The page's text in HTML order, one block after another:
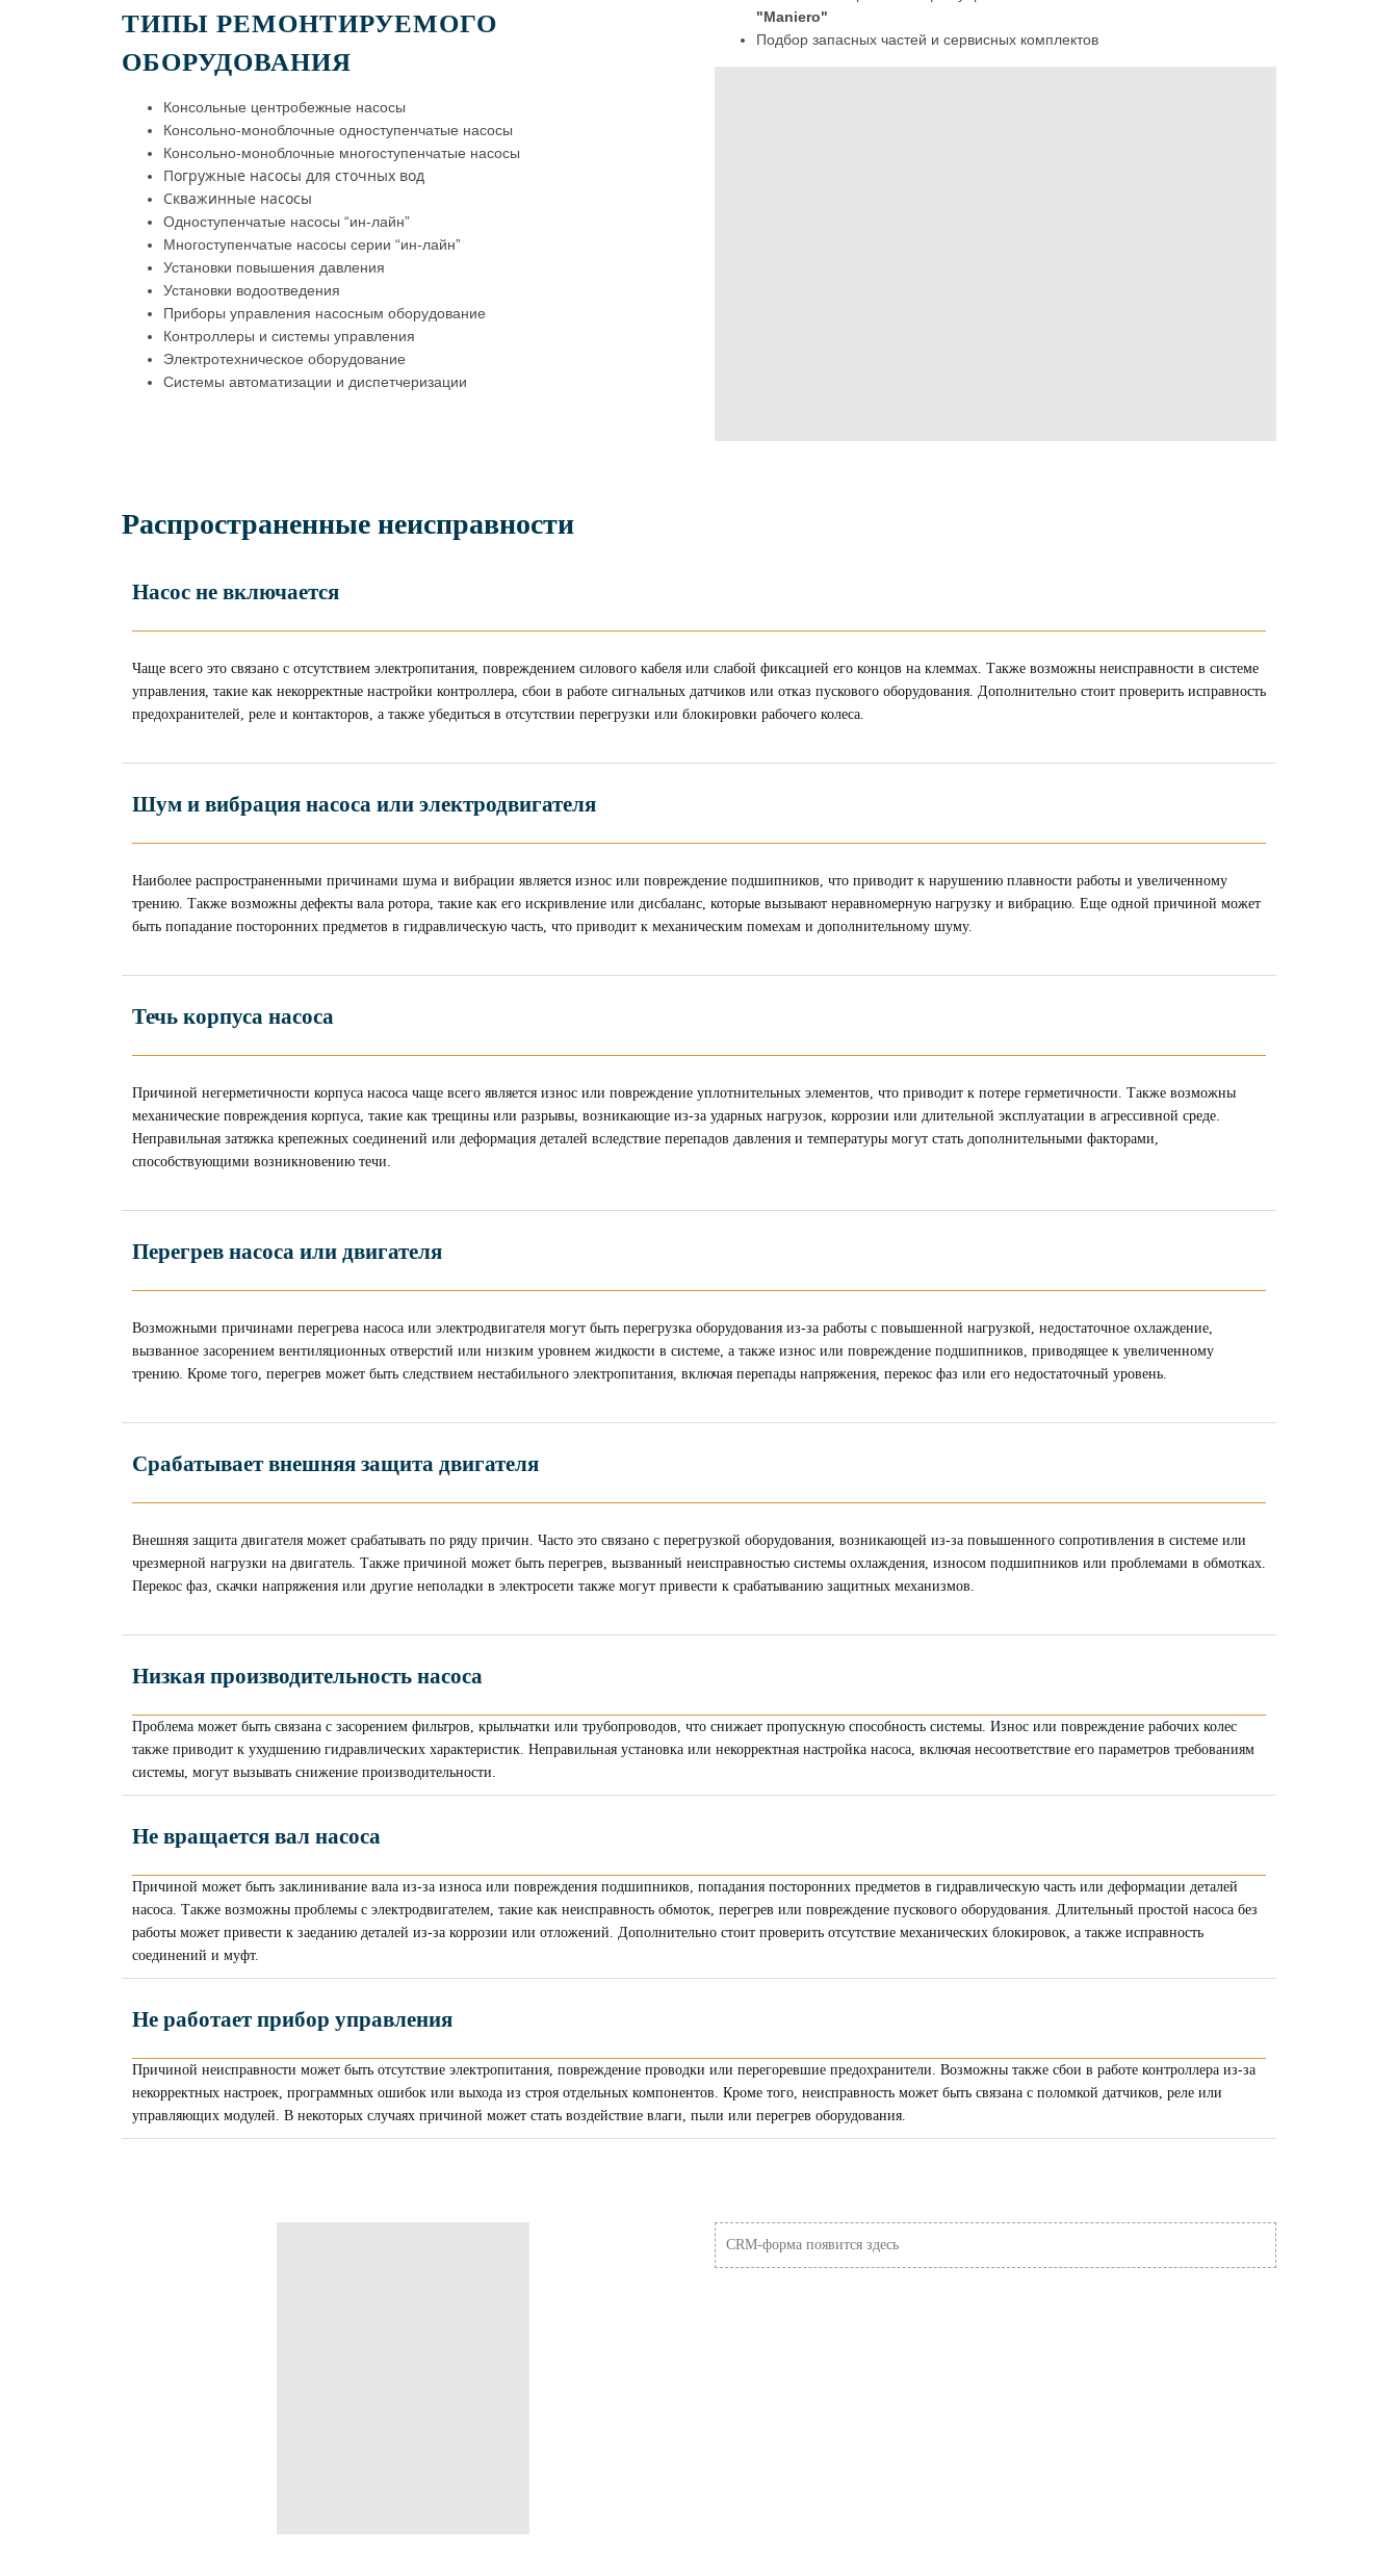
ТИПЫ РЕМОНТИРУЕМОГО
ОБОРУДОВАНИЯ
Консольные центробежные насосы
Консольно-моноблочные одноступенчатые насосы
Консольно-моноблочные многоступенчатые насосы
Погружные насосы для сточных вод
Скважинные насосы
Одноступенчатые насосы “ин-лайн”
Многоступенчатые насосы серии “ин-лайн”
Установки повышения давления
Установки водоотведения
Приборы управления насосным оборудование
Контроллеры и системы управления
Электротехническое оборудование
Системы автоматизации и диспетчеризации
"Maniero"
Подбор запасных частей и сервисных комплектов
Распространенные неисправности
Насос не включается
Чаще всего это связано с отсутствием электропитания, повреждением силового кабеля или слабой фиксацией его концов на клеммах. Также возможны неисправности в системе
управления, такие как некорректные настройки контроллера, сбои в работе сигнальных датчиков или отказ пускового оборудования. Дополнительно стоит проверить исправность
предохранителей, реле и контакторов, а также убедиться в отсутствии перегрузки или блокировки рабочего колеса.
Шум и вибрация насоса или электродвигателя
Наиболее распространенными причинами шума и вибрации является износ или повреждение подшипников, что приводит к нарушению плавности работы и увеличенному
трению. Также возможны дефекты вала ротора, такие как его искривление или дисбаланс, которые вызывают неравномерную нагрузку и вибрацию. Еще одной причиной может
быть попадание посторонних предметов в гидравлическую часть, что приводит к механическим помехам и дополнительному шуму.
Течь корпуса насоса
Причиной негерметичности корпуса насоса чаще всего является износ или повреждение уплотнительных элементов, что приводит к потере герметичности. Также возможны
механические повреждения корпуса, такие как трещины или разрывы, возникающие из-за ударных нагрузок, коррозии или длительной эксплуатации в агрессивной среде.
Неправильная затяжка крепежных соединений или деформация деталей вследствие перепадов давления и температуры могут стать дополнительными факторами,
способствующими возникновению течи.
Перегрев насоса или двигателя
Возможными причинами перегрева насоса или электродвигателя могут быть перегрузка оборудования из-за работы с повышенной нагрузкой, недостаточное охлаждение,
вызванное засорением вентиляционных отверстий или низким уровнем жидкости в системе, а также износ или повреждение подшипников, приводящее к увеличенному
трению. Кроме того, перегрев может быть следствием нестабильного электропитания, включая перепады напряжения, перекос фаз или его недостаточный уровень.
Срабатывает внешняя защита двигателя
Внешняя защита двигателя может срабатывать по ряду причин. Часто это связано с перегрузкой оборудования, возникающей из-за повышенного сопротивления в системе или
чрезмерной нагрузки на двигатель. Также причиной может быть перегрев, вызванный неисправностью системы охлаждения, износом подшипников или проблемами в обмотках.
Перекос фаз, скачки напряжения или другие неполадки в электросети также могут привести к срабатыванию защитных механизмов.
Низкая производительность насоса
Проблема может быть связана с засорением фильтров, крыльчатки или трубопроводов, что снижает пропускную способность системы. Износ или повреждение рабочих колес
также приводит к ухудшению гидравлических характеристик. Неправильная установка или некорректная настройка насоса, включая несоответствие его параметров требованиям
системы, могут вызывать снижение производительности.
Не вращается вал насоса
Причиной может быть заклинивание вала из-за износа или повреждения подшипников, попадания посторонних предметов в гидравлическую часть или деформации деталей
насоса. Также возможны проблемы с электродвигателем, такие как неисправность обмоток, перегрев или повреждение пускового оборудования. Длительный простой насоса без
работы может привести к заеданию деталей из-за коррозии или отложений. Дополнительно стоит проверить отсутствие механических блокировок, а также исправность
соединений и муфт.
Не работает прибор управления
Причиной неисправности может быть отсутствие электропитания, повреждение проводки или перегоревшие предохранители. Возможны также сбои в работе контроллера из-за
некорректных настроек, программных ошибок или выхода из строя отдельных компонентов. Кроме того, неисправность может быть связана с поломкой датчиков, реле или
управляющих модулей. В некоторых случаях причиной может стать воздействие влаги, пыли или перегрев оборудования.
CRM-форма появится здесь